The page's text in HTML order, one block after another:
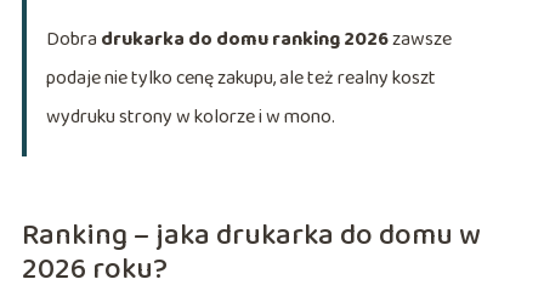
Dobra drukarka do domu ranking 2026zawsze
podaje nie tylko cenę zakupu, ale też realny koszt
wydruku strony w kolorze i w mono.
Ranking – jaka drukarka do domu w
2026 roku?